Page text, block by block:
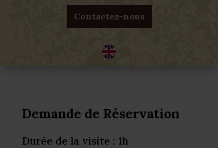
Contactez-nous
Demande de Réservation
Durée de la visite : 1h